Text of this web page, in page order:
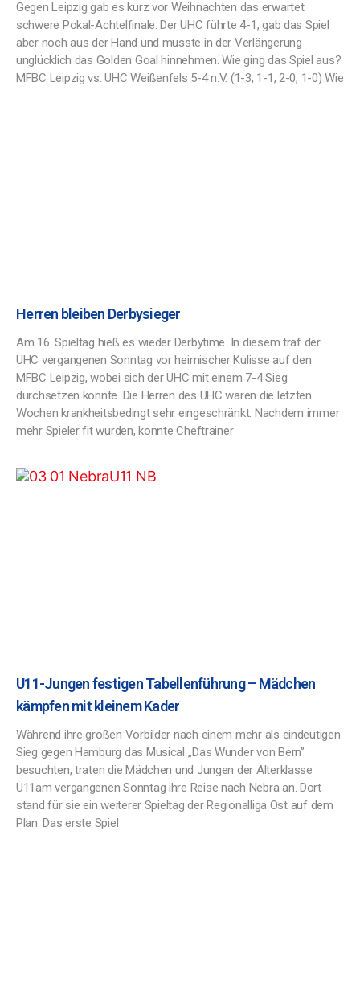
Gegen Leipzig gab es kurz vor Weihnachten das erwartet
schwere Pokal-Achtelfinale. Der UHC führte 4-1, gab das Spiel
aber noch aus der Hand und musste in der Verlängerung
unglücklich das Golden Goal hinnehmen. Wie ging das Spiel aus?
MFBC Leipzig vs. UHC Weißenfels 5-4 n.V. (1-3, 1-1, 2-0, 1-0) Wie
Herren bleiben Derbysieger
Am 16. Spieltag hieß es wieder Derbytime. In diesem traf der
UHC vergangenen Sonntag vor heimischer Kulisse auf den
MFBC Leipzig, wobei sich der UHC mit einem 7-4 Sieg
durchsetzen konnte. Die Herren des UHC waren die letzten
Wochen krankheitsbedingt sehr eingeschränkt. Nachdem immer
mehr Spieler fit wurden, konnte Cheftrainer
U11-Jungen festigen Tabellenführung – Mädchen
kämpfen mit kleinem Kader
Während ihre großen Vorbilder nach einem mehr als eindeutigen
Sieg gegen Hamburg das Musical ,,Das Wunder von Bern”
besuchten, traten die Mädchen und Jungen der Alterklasse
U11am vergangenen Sonntag ihre Reise nach Nebra an. Dort
stand für sie ein weiterer Spieltag der Regionalliga Ost auf dem
Plan. Das erste Spiel